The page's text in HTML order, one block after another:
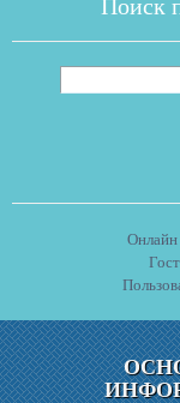
Поиск
Онлайн